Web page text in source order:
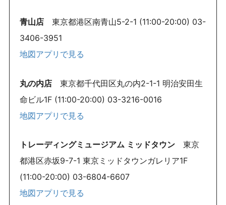
青山店 東京都港区南青山5-2-1 (11:00-20:00) 03-
3406-3951
地図アプリで見る
丸の内店 東京都千代田区丸の内2-1-1 明治安田生
命ビル1F (11:00-20:00) 03-3216-0016
地図アプリで見る
トレーディングミュージアム ミッドタウン東京
都港区赤坂9-7-1 東京ミッドタウンガレリア1F
(11:00-20:00) 03-6804-6607
地図アプリで見る